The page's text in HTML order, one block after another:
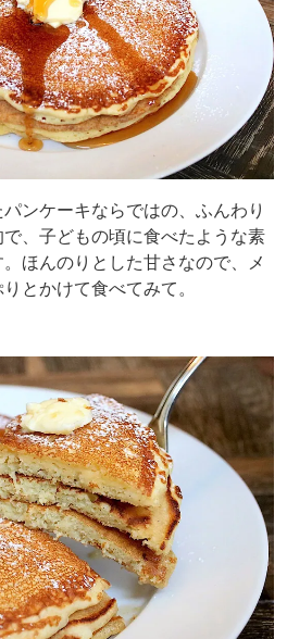
ンケーキならではの、ふんわり
、子どもの頃に食べたような素
ほんのりとした甘さなので、メ
とかけて食べてみて。